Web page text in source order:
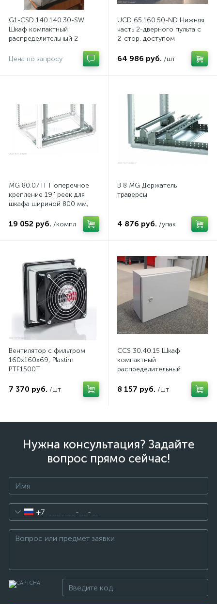
G1-CSD 140.140.30-SW
Шкаф компактный
распределительный 2-
стали, с перемычкой
Цена по запросу
UCD 65.160.50-ND Нижняя
часть 2-дверного пульта с
2-стор. доступом
64 986 руб. /шт
MG 80.07 IT Поперечное
крепление 19'' реек для
шкафа шириной 800 мм,
19 052 руб. /компл
B 8 MG Держатель
траверсы
4 876 руб. /упак
Вентилятор с фильтром
160x160x69, Plastim
PTF1500T
7 370 руб. /шт
CCS 30.40.15 Шкаф
компактный
распределительный
8 157 руб. /шт
Нужна консультация? Задайте
вопрос прямо сейчас!
+7